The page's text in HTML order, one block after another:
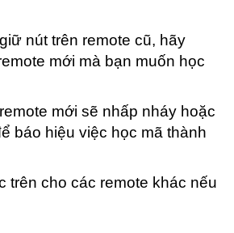
nút trên remote cũ, hãy
mới mà bạn muốn học
mới sẽ nhấp nháy hoặc
báo hiệu việc học mã thành
trên cho các remote khác nếu